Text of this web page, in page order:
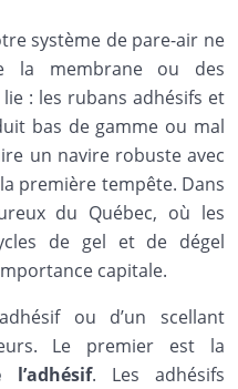
système de pare-air ne
la membrane ou des
: les rubans adhésifs et
bas de gamme ou mal
un navire robuste avec
première tempête. Dans
du Québec, où les
de gel et de dégel
capitale.
ou d’un scellant
Le premier est la
. Les adhésifs